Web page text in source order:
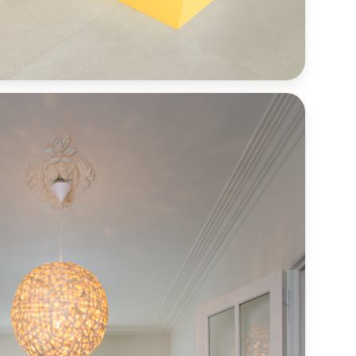
l'image d'inspiration